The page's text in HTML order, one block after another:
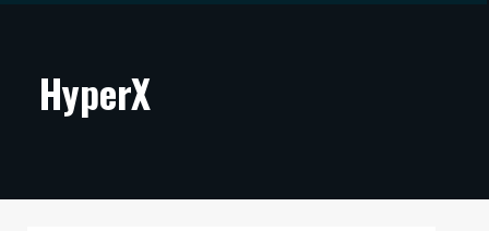
ARTIKKELIT
TECHBBS
HyperX